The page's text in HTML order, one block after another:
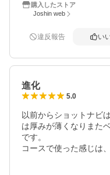
購入したストア
Joshin web
違反報告 い
進化
5.0
以前からショットナビ
は厚みが薄くなりまた
です。
コースで使った感じは